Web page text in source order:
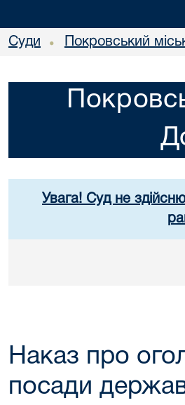
Суди • Покровський
Увага! Суд не
Наказ про
посади